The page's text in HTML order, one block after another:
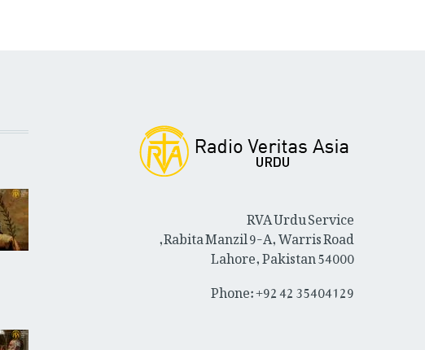
RVA Urdu Service
Rabita Manzil 9-A, Warris Road,
Lahore, Pakistan 54000
Phone: +92 42 35404129